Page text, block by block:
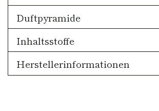
Duftpyramide
Inhaltsstoffe
Herstellerinformationen